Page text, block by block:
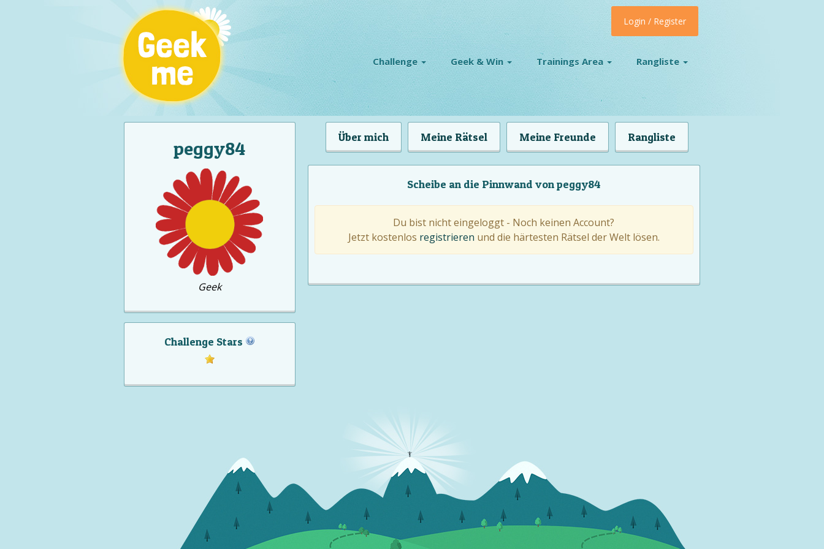
Challenge Geek & Win Trainings Area Rangliste
Login / Register
peggy84
Geek
Challenge Stars
Über mich Meine Rätsel Meine Freunde Rangliste
Scheibe an die Pinnwand von peggy84
Du bist nicht eingeloggt - Noch keinen Account?
Jetzt kostenlos registrieren und die härtesten Rätsel der Welt lösen.